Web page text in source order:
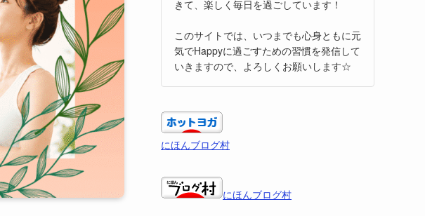
きて、楽しく毎日を過ごしています！
このサイトでは、いつまでも心身ともに元
気でHappyに過ごすための習慣を発信して
いきますので、よろしくお願いします☆
にほんブログ村
にほんブログ村